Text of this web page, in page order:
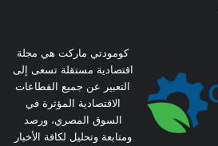
كومودتي ماركت هي مجلة
اقتصادية مستقلة تسعى إلى
التعبير عن جميع القطاعات
الاقتصادية المؤثرة في
السوق المصري، ورصد
ومتابعة وتحليل لكافة الأخبار